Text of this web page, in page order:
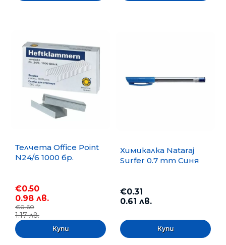
Телчета Office Point
N24/6 1000 бр.
€0.50
0.98 лв.
€0.60
1.17 лв.
Химикалка Nataraj
Surfer 0.7 mm Синя
€0.31
0.61 лв.